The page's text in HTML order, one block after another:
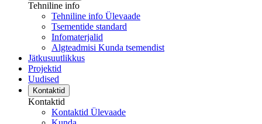
Tehniline info
Tehniline info Ülevaade
Tsementide standard
Infomaterjalid
Algteadmisi Kunda tsemendist
Jätkusuutlikkus
Projektid
Uudised
Kontaktid
Kontaktid
Kontaktid Ülevaade